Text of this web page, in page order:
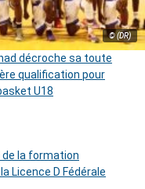
© (DR)
décroche sa toute
qualification pour
U18
la formation
Licence D Fédérale